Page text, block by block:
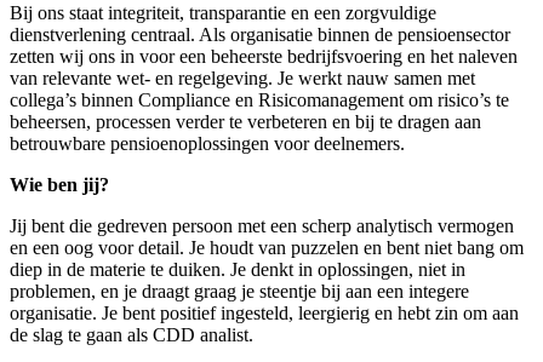
Bij ons staat integriteit, transparantie en een zorgvuldige
dienstverlening centraal. Als organisatie binnen de pensioensector
zetten wij ons in voor een beheerste bedrijfsvoering en het naleven
van relevante wet- en regelgeving. Je werkt nauw samen met
collega’s binnen Compliance en Risicomanagement om risico’s te
beheersen, processen verder te verbeteren en bij te dragen aan
betrouwbare pensioenoplossingen voor deelnemers.
Wie ben jij?
Jij bent die gedreven persoon met een scherp analytisch vermogen
en een oog voor detail. Je houdt van puzzelen en bent niet bang om
diep in de materie te duiken. Je denkt in oplossingen, niet in
problemen, en je draagt graag je steentje bij aan een integere
organisatie. Je bent positief ingesteld, leergierig en hebt zin om aan
de slag te gaan als CDD analist.